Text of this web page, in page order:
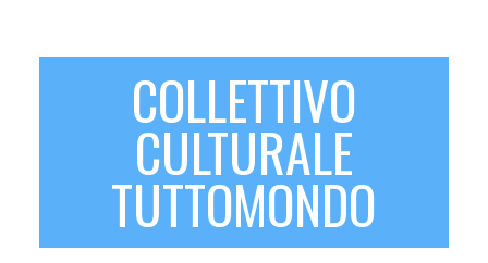
COLLETTIVO
CULTURALE
TUTTOMONDO